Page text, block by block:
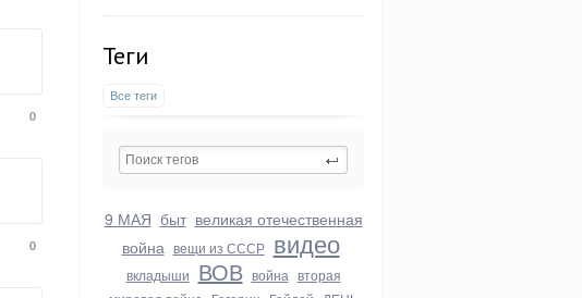
Теги
Все теги
9 МАЯ быт великая отечественная
война вещи из СССР видео
вкладыши ВОВ война вторая
0
0